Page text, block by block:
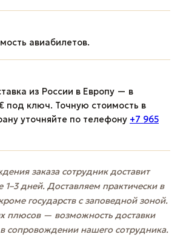
авиабилетов.
из России в Европу — в
под ключ. Точную стоимость в
уточняйте по телефону +7 965
заказа сотрудник доставит
1–3 дней. Доставляем практически в
государств с заповедной зоной.
плюсов — возможность доставки
сопровождении нашего сотрудника.